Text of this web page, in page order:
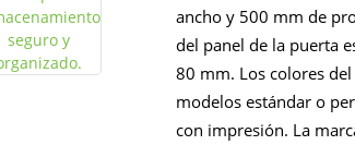
ancho y 500 mm de
del panel de la puerta
80 mm. Los colores
modelos estándar o
con impresión. La